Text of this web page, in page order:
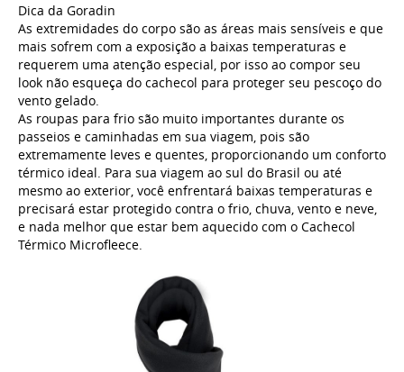
Dica da Goradin
As extremidades do corpo são as áreas mais sensíveis e que
mais sofrem com a exposição a baixas temperaturas e
requerem uma atenção especial, por isso ao compor seu
look não esqueça do cachecol para proteger seu pescoço do
vento gelado.
As roupas para frio são muito importantes durante os
passeios e caminhadas em sua viagem, pois são
extremamente leves e quentes, proporcionando um conforto
térmico ideal. Para sua viagem ao sul do Brasil ou até
mesmo ao exterior, você enfrentará baixas temperaturas e
precisará estar protegido contra o frio, chuva, vento e neve,
e nada melhor que estar bem aquecido com o Cachecol
Térmico Microfleece.